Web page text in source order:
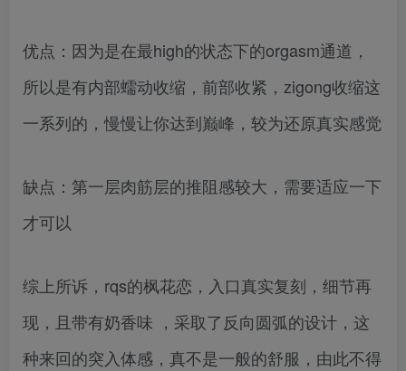
优点：因为是在最high的状态下的orgasm通道，
所以是有内部蠕动收缩，前部收紧，zigong收缩这
一系列的，慢慢让你达到巅峰，较为还原真实感觉
缺点：第一层肉筋层的推阻感较大，需要适应一下
才可以
综上所诉，rqs的枫花恋，入口真实复刻，细节再
现，且带有奶香味 ，采取了反向圆弧的设计，这
种来回的突入体感，真不是一般的舒服，由此不得